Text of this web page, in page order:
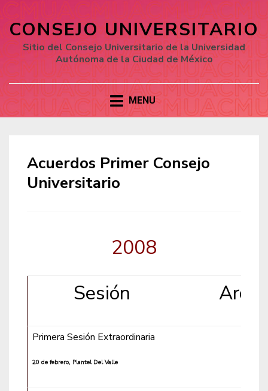
CONSEJO UNIVERSITARIO
Sitio del Consejo Universitario de la Universidad
Autónoma de la Ciudad de México
MENU
Acuerdos Primer Consejo
Universitario
2008
Sesión
Primera Sesión Extraordinaria
20 de febrero, Plantel Del Valle